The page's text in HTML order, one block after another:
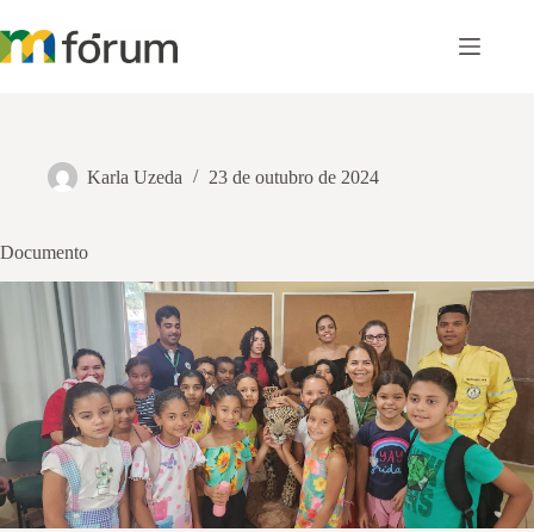
para
o
Karla Uzeda 23 de outubro de 2024
Documento